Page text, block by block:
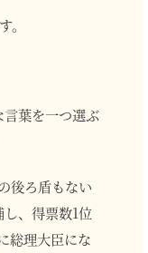
葉を一つ選ぶ
後ろ盾もない
、得票数1位
総理大臣にな